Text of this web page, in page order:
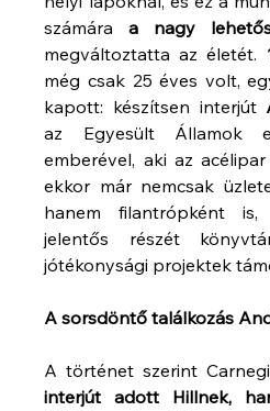
számára a nagy
megváltoztatta az életét.
még csak 25 éves volt,
kapott: készítsen interjút
az Egyesült Államok
emberével, aki az
ekkor már nemcsak
hanem filantrópként is,
jelentős részét
jótékonysági projektek
A sorsdöntő találkozás
A történet szerint
interjút adott Hillnek,